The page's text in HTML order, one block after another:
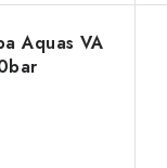
Aquas VA